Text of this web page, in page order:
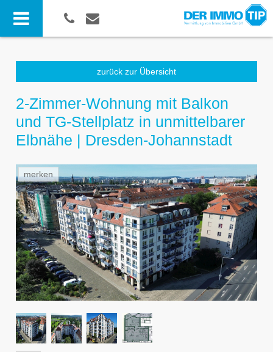
zurück zur Übersicht
2-Zimmer-Wohnung mit Balkon
und TG-Stellplatz in unmittelbarer
Elbnähe | Dresden-Johannstadt
merken